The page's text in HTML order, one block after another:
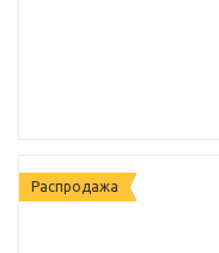
Распродажа